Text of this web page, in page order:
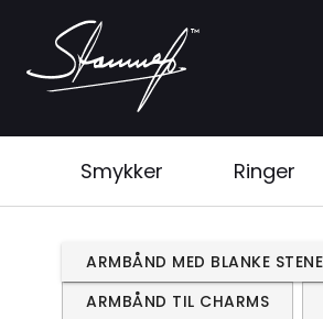
Smykker Ringer
ARMBÅND MED BLANKE
ARMBÅND TIL CHARMS